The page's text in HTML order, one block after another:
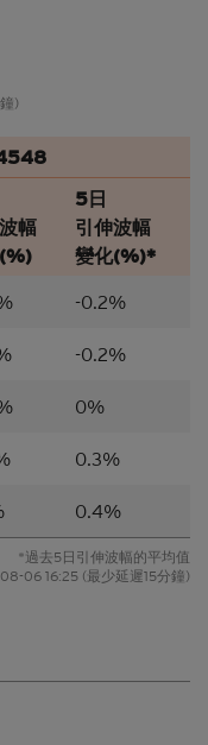
佈給當地人士，
不得帶進或傳送
。為遵守適用
本香港網站及/
何材料或本香港
請、招攬、誘
的建議。本網站
的廣告、誘因或
者為對象，並無
為考慮因素。
行核實，因此，
的見解、估計及
站擁有人及/或
)
幅
5日
引伸波幅
變化(%)*
-0.2%
-0.2%
0%
0.3%
0.4%
*過去5日引伸波幅的平均值
06 16:25 (最少延遲15分鐘)